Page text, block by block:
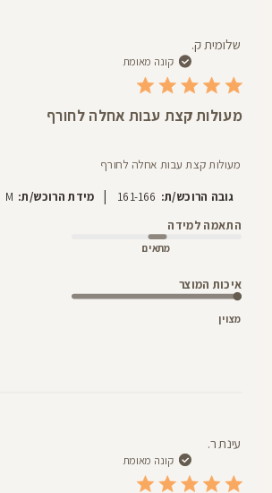
שלומית ק.
קונה מאומת
מעולות קצת עבות אחלה לחורף
מעולות קצת עבות אחלה לחורף
גובה הרוכש/ת: 161-166
| מידת הרוכש/ת: M
התאמה למידה
מתאים
איכות המוצר
מצוין
עינת ר.
קונה מאומת